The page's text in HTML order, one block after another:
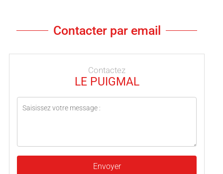
Contacter par email
Contactez
LE PUIGMAL
Envoyer